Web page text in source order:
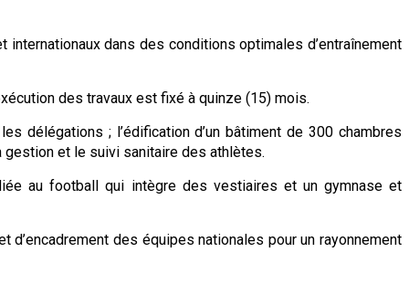
internationaux dans des conditions optimales d’entraînement
des travaux est fixé à quinze (15) mois.
délégations ; l’édification d’un bâtiment de 300 chambres
gestion et le suivi sanitaire des athlètes.
au football qui intègre des vestiaires et un gymnase et
des équipes nationales pour un rayonnement